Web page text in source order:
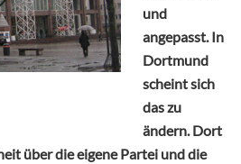
und
angepasst. In
Dortmund
scheint sich
das zu
ändern. Dort
über die eigene Partei und die